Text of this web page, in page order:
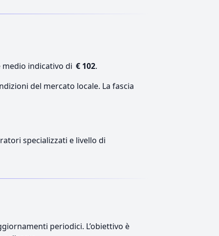
medio indicativo di € 102.
del mercato locale. La fascia
specializzati e livello di
periodici. L’obiettivo è